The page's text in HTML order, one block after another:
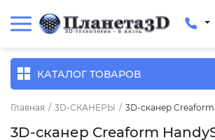
КАТАЛОГ ТОВАРОВ
Главная / 3D-СКАНЕРЫ / 3D-сканер
3D-сканер Creaform